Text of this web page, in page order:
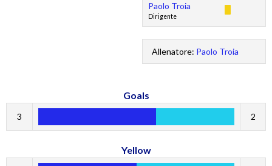
Paolo Troia
Dirigente
Allenatore: Paolo Troia
Goals
3 2
Yellow